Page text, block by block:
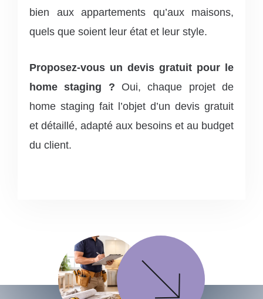
bien aux appartements qu’aux maisons,
quels que soient leur état et leur style.
Proposez-vous un devis gratuit pour le
home staging ? Oui, chaque projet de
home staging fait l’objet d’un devis gratuit
et détaillé, adapté aux besoins et au budget
du client.